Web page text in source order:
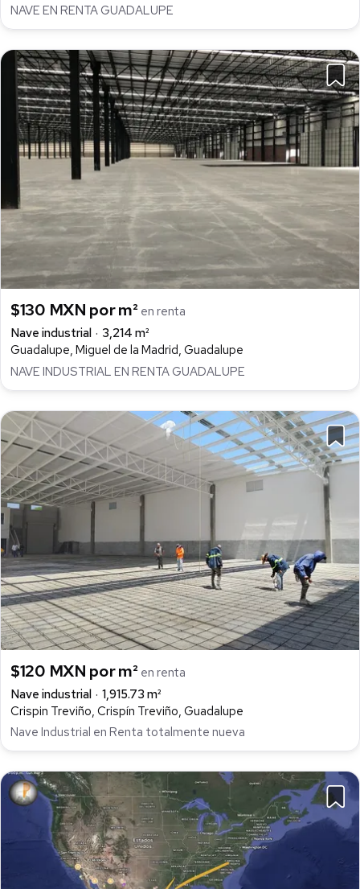
NAVE EN RENTA GUADALUPE
$130 MXN por m² en renta
Nave industrial
3,214 m²
Guadalupe, Miguel de la Madrid, Guadalupe
NAVE INDUSTRIAL EN RENTA GUADALUPE
$120 MXN por m² en renta
Nave industrial
1,915.73 m²
Crispin Treviño, Crispín Treviño, Guadalupe
Nave Industrial en Renta totalmente nueva